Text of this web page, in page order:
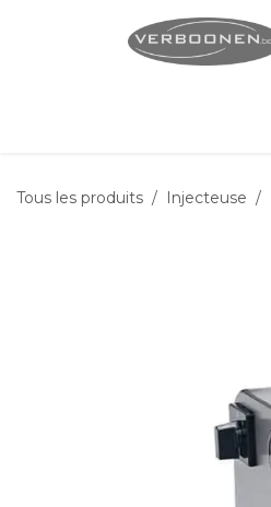
Tous les produits Injecteuse